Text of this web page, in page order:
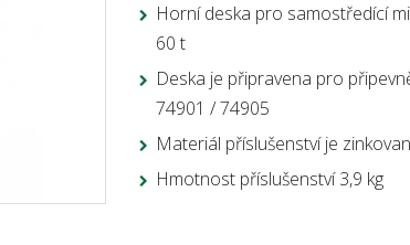
Horní deska pro samostředící
60 t
Deska je připravena pro
74901 / 74905
Materiál příslušenství je
Hmotnost příslušenství 3,9 kg